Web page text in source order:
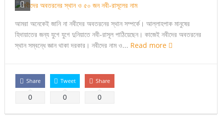
আমরা অনেকেই জানি না নবীদের অবতরনের স্থান সম্পর্কে। আল্লাহপাক মানুষের
হিদায়াতের জন্য যুগে যুগে দুনিয়াতে নবী-রাসূল পাঠিয়েছেন। কাজেই নবীদের অবতরনের
স্থান সম্বন্ধে জ্ঞান থাকা দরকার। নবীদের নাম ও... Read more
Share
0
Tweet
0
Share
0